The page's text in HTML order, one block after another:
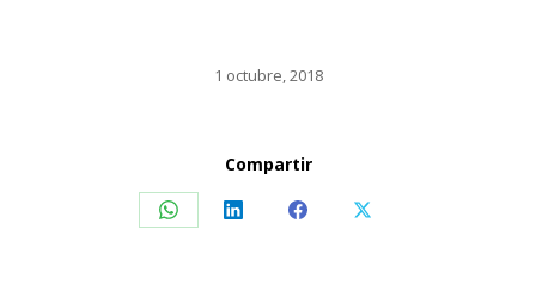
1 octubre, 2018
Compartir
Share
Share
Share
Share